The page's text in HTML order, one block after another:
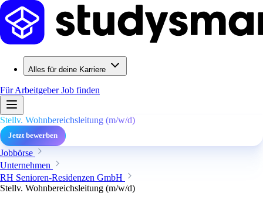
Alles für deine Karriere
Für ArbeitgeberJob finden
Stellv. Wohnbereichsleitung (m/w/d)
Jetzt bewerben
Jobbörse
Unternehmen
RH Senioren-Residenzen GmbH
Stellv. Wohnbereichsleitung (m/w/d)